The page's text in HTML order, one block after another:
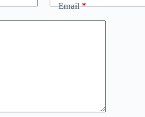
Email*